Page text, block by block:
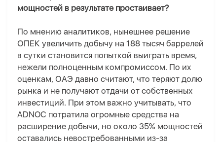
мощностей в результате простаивает?
По мнению аналитиков, нынешнее решение
ОПЕК увеличить добычу на 188 тысяч баррелей
в сутки становится попыткой выиграть время,
нежели полноценным компромиссом. По их
оценкам, ОАЭ давно считают, что теряют долю
рынка и не получают отдачи от собственных
инвестиций. При этом важно учитывать, что
ADNOC потратила огромные средства на
расширение добычи, но около 35% мощностей
оставались невостребованными из-за